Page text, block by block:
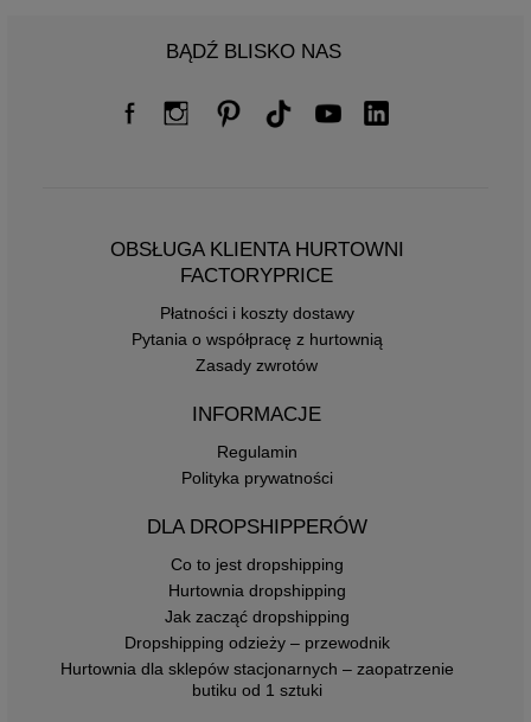
BĄDŹ BLISKO NAS
OBSŁUGA KLIENTA HURTOWNI
FACTORYPRICE
Płatności i koszty dostawy
Pytania o współpracę z hurtownią
Zasady zwrotów
INFORMACJE
Regulamin
Polityka prywatności
DLA DROPSHIPPERÓW
Co to jest dropshipping
Hurtownia dropshipping
Jak zacząć dropshipping
Dropshipping odzieży – przewodnik
Hurtownia dla sklepów stacjonarnych – zaopatrzenie
butiku od 1 sztuki